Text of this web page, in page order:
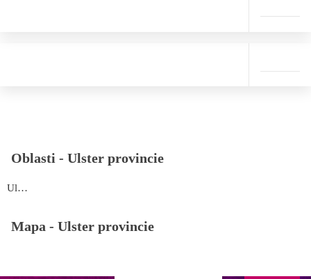
Oblasti - Ulster provincie
Ulster provincie
Mapa - Ulster provincie